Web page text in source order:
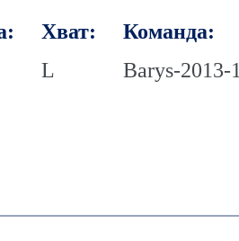
Хват:
L
Команда:
Barys-2013-1